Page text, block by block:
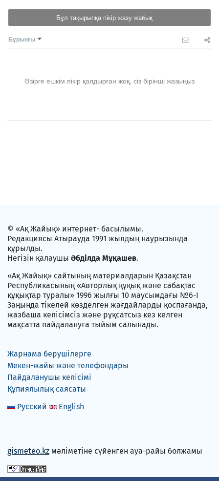
Бұл тақырыпқа пікір жазу жабық
Бұрынғы
Әзірге ешкім пікір қалдырған жоқ, сіз бірінші жазыңыз
© «Ақ Жайық» интернет- басылымы.
Редакциясы Атырауда 1991 жылдың наурызында
құрылды.
Негізін қалаушы Әбділда Мұқашев.
«Ақ Жайық» сайтының материалдарын Қазақстан
Республикасының «Авторлық құқық және сабақтас
құқықтар туралы» 1996 жылғы 10 маусымдағы №6-I
Заңында тікелей көзделген жағдайларды қоспағанда,
жазбаша келісімсіз және рұқсатсыз кез келген
мақсатта пайдалануға тыйым салынады.
Жарнама берушілерге
Мекен-жайы және телефондары
Пайдаланушы келісімі
Құпиялылық саясаты
Русский
English
gismeteo.kz мәліметіне сүйенген ауа-райы болжамы